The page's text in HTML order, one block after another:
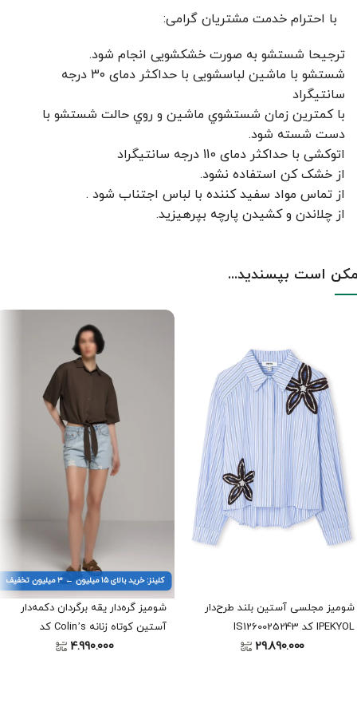
با احترام خدمت مشتریان گرامی:
ترجیحا شستشو به صورت خشکشویی انجام شود.
شستشو با ماشین لباسشویی با حداکثر دمای ۳۰ درجه
سانتیگراد
با کمترين زمان شستشوي ماشين و روي حالت شستشو با
دست شسته شود.
اتوکشی با حداکثر دمای 110 درجه سانتیگراد
از خشک کن استفاده نشود.
از تماس مواد سفید کننده با لباس اجتناب شود .
از چلاندن و کشيدن پارچه بپرهيزيد.
است بپسندید...
شومیز مجلسی آستین بلند طرح‌دار
IPEKYOL کد IS1260025243
29.890.000
کلینز: خرید بالای ۱۵ میلیون ← ۳ میلیون تخفیف
شومیز گره‌دار یقه برگردان دکمه‌دار
آستین کوتاه زنانه Colin’s کد
4.990.000